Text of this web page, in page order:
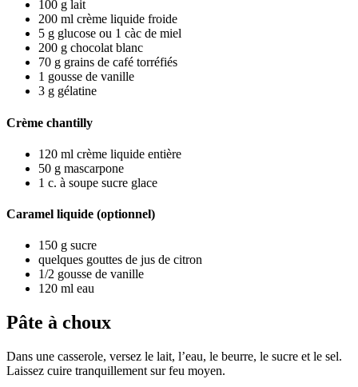
100 g lait
200 ml crème liquide froide
5 g glucose ou 1 càc de miel
200 g chocolat blanc
70 g grains de café torréfiés
1 gousse de vanille
3 g gélatine
Crème chantilly
120 ml crème liquide entière
50 g mascarpone
1 c. à soupe sucre glace
Caramel liquide (optionnel)
150 g sucre
quelques gouttes de jus de citron
1/2 gousse de vanille
120 ml eau
Pâte à choux
Dans une casserole, versez le lait, l’eau, le beurre, le sucre et le sel.
Laissez cuire tranquillement sur feu moyen.